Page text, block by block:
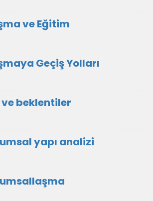
ve Eğitim
Geçiş Yolları
beklentiler
yapı analizi